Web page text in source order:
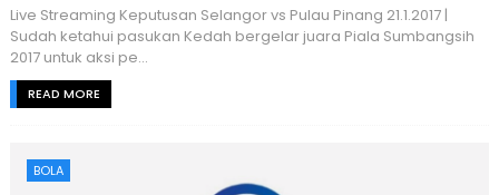
Live Streaming Keputusan Selangor vs Pulau Pinang 21.1.2017 |
Sudah ketahui pasukan Kedah bergelar juara Piala Sumbangsih
2017 untuk aksi pe...
READ MORE
BOLA